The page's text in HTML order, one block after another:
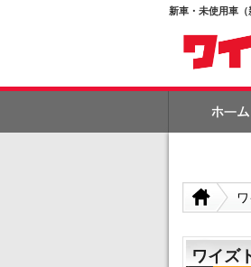
新車・未使用車
ワイズ